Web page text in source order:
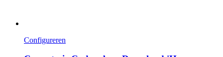
Configureren